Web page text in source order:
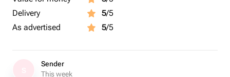
Delivery
5/5
As advertised
5/5
Sender
This week